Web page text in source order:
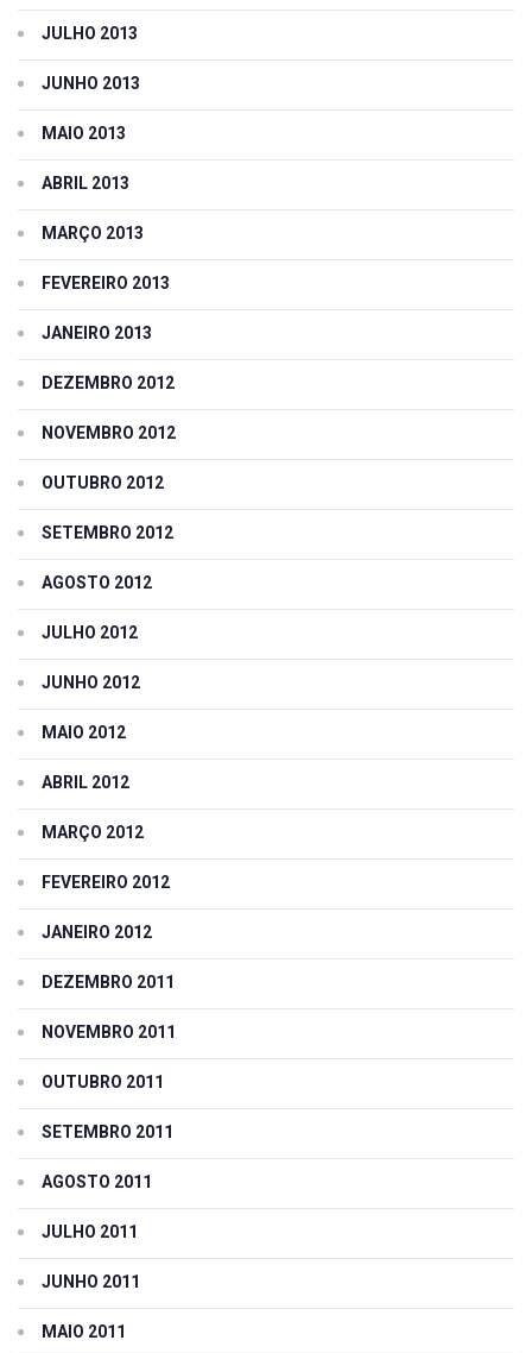
JULHO 2013
JUNHO 2013
MAIO 2013
ABRIL 2013
MARÇO 2013
FEVEREIRO 2013
JANEIRO 2013
DEZEMBRO 2012
NOVEMBRO 2012
OUTUBRO 2012
SETEMBRO 2012
AGOSTO 2012
JULHO 2012
JUNHO 2012
MAIO 2012
ABRIL 2012
MARÇO 2012
FEVEREIRO 2012
JANEIRO 2012
DEZEMBRO 2011
NOVEMBRO 2011
OUTUBRO 2011
SETEMBRO 2011
AGOSTO 2011
JULHO 2011
JUNHO 2011
MAIO 2011